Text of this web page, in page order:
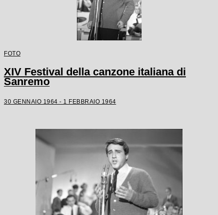
FOTO
XIV Festival della canzone italiana di
Sanremo
30 GENNAIO 1964 - 1 FEBBRAIO 1964